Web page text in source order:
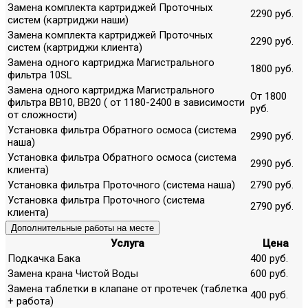
Замена комплекта картриджей Проточных
систем (картриджи наши)
2290 руб.
Замена комплекта картриджей Проточных
систем (картриджи клиента)
2290 руб.
Замена одного картриджа Магистрального
фильтра 10SL
1800 руб.
Замена одного картриджа Магистрального
фильтра ВВ10, ВВ20 ( от 1180-2400 в зависимости
от сложности)
От 1800
руб.
Установка фильтра Обратного осмоса (система
наша)
2990 руб.
Установка фильтра Обратного осмоса (система
клиента)
2990 руб.
Установка фильтра Проточного (система наша)
2790 руб.
Установка фильтра Проточного (система
клиента)
2790 руб.
Дополнительные работы на месте
Услуга
Цена
Подкачка Бака
400 руб.
Замена крана Чистой Воды
600 руб.
Замена таблетки в клапане от протечек (таблетка
+ работа)
400 руб.